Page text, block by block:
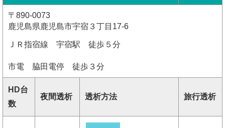
〒890-0073
鹿児島県鹿児島市宇宿３丁目17-6
ＪＲ指宿線 宇宿駅 徒歩５分
市電 脇田電停 徒歩３分
HD台
数
夜間透析 透析方法 旅行透析